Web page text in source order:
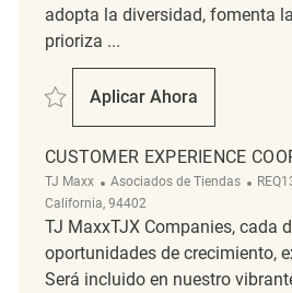
adopta la diversidad, fomenta
prioriza ...
Salvar Customer Experience
Aplicar Ahora
Customer
CUSTOMER EXPERIENCE
TJ Maxx Categoría
Asociados de Tiendas ReqId
California, 94402
TJ MaxxTJX Companies, cada
oportunidades de crecimiento,
Será incluido en nuestro